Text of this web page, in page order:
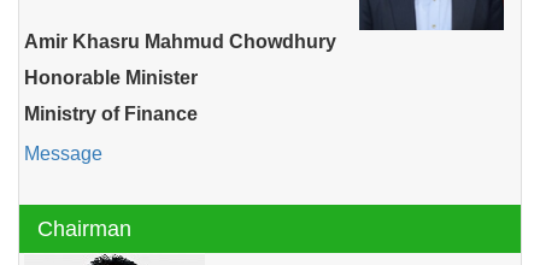
Amir Khasru Mahmud Chowdhury
Honorable Minister
Ministry of Finance
Message
Chairman